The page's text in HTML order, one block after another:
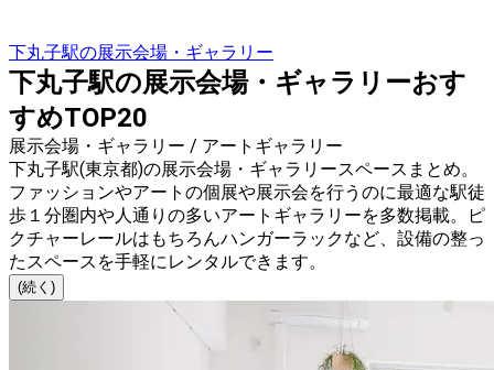
下丸子駅の展示会場・ギャラリー
下丸子駅の展示会場・ギャラリーおす
すめTOP20
展示会場・ギャラリー / アートギャラリー
下丸子駅(東京都)の展示会場・ギャラリースペースまとめ。
ファッションやアートの個展や展示会を行うのに最適な駅徒
歩１分圏内や人通りの多いアートギャラリーを多数掲載。ピ
クチャーレールはもちろんハンガーラックなど、設備の整っ
たスペースを手軽にレンタルできます。
(続く)